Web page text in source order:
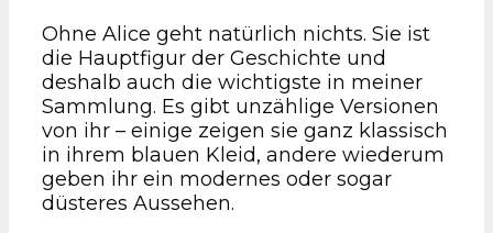
Ohne Alice geht natürlich nichts. Sie ist
die Hauptfigur der Geschichte und
deshalb auch die wichtigste in meiner
Sammlung. Es gibt unzählige Versionen
von ihr – einige zeigen sie ganz klassisch
in ihrem blauen Kleid, andere wiederum
geben ihr ein modernes oder sogar
düsteres Aussehen.